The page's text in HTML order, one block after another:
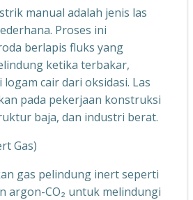
manual adalah jenis las
Proses ini
berlapis fluks yang
ketika terbakar,
cair dari oksidasi. Las
pada pekerjaan konstruksi
baja, dan industri berat.
Gas)
gas pelindung inert seperti
argon-CO₂ untuk melindungi